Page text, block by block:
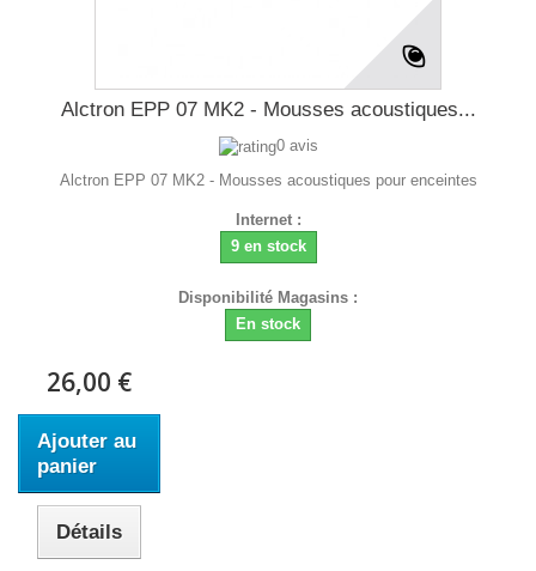
Alctron EPP 07 MK2 - Mousses acoustiques...
0 avis
Alctron EPP 07 MK2 - Mousses acoustiques pour enceintes
Internet :
9 en stock
Disponibilité Magasins :
En stock
26,00 €
Ajouter au
panier
Détails